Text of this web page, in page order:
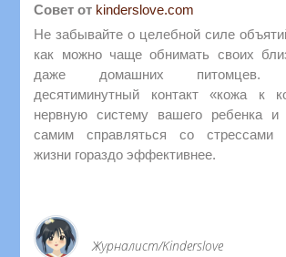
Совет от kinderslove.com
Не забывайте о целебной силе
как можно чаще обнимать своих
даже домашних питомцев.
десятиминутный контакт «кожа к
нервную систему вашего ребенка
самим справляться со стрессами
жизни гораздо эффективнее.
Журналист/Kinderslove